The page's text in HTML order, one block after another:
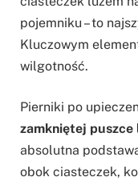
pojemniku – to
Kluczowym
wilgotność.
Pierniki po
zamkniętej
absolutna
obok ciasteczek,